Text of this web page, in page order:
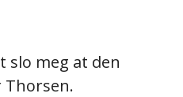
slo meg at den
Thorsen.